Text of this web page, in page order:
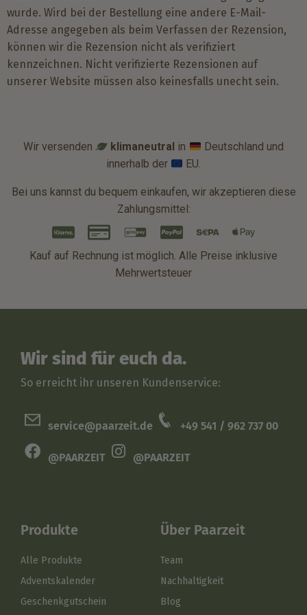
wurde. Wird bei der Bestellung eine andere E-Mail-
Adresse angegeben als beim Verfassen der Rezension,
können wir die Rezension nicht als verifiziert
kennzeichnen. Nicht verifizierte Rezensionen auf
unserer Website müssen also keinesfalls unecht sein.
Wir versenden klimaneutral in
Deutschland und
innerhalb der
EU.
Bei uns kannst du bequem einkaufen, wir akzeptieren diese
Zahlungsmittel:
Kauf auf Rechnung ist möglich. Alle Preise inklusive
Mehrwertsteuer
Wir sind für euch da.
So erreicht ihr unseren Kundenservice:
service@paarzeit.de +49 541 / 962 737 00
@PAARZEIT @PAARZEIT
Produkte
Alle Produkte
Adventskalender
Geschenkgutschein
Über Paarzeit
Team
Nachhaltigkeit
Blog